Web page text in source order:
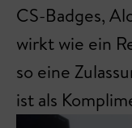
CS-Badges,
wirkt wie ein
so eine
ist als